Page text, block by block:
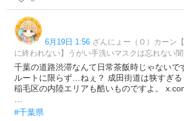
6月19日 1:56 ざんにょー（Ｏ）カーン
に終われない】うがい手洗いマスクは忘れない闇
千葉の道路渋滞なんて日常茶飯時じゃないで
ルートに限らず…ねぇ？ 成田街道は狭すぎ
稲毛区の内陸エリアも酷いものですよ。
#千葉県